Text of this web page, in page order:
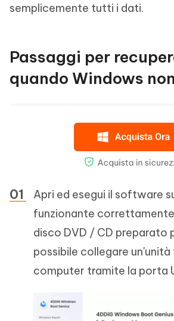
semplicemente tutti i dati.
Passaggi per
quando Windows
Apri ed esegui il software
funzionante
disco DVD / CD preparato
possibile collegare un'unità
computer tramite la porta